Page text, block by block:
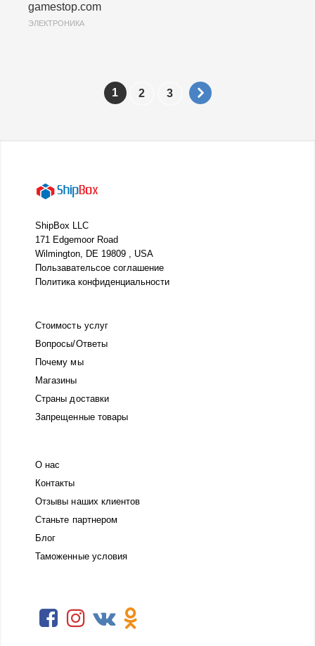
gamestop.com
ЭЛЕКТРОНИКА
1 2 3
ShipBox LLC
171 Edgemoor Road
Wilmington, DE 19809 , USA
Пользавательсое соглашение
Политика конфиденциальности
Стоимость услуг
Вопросы/Ответы
Почему мы
Магазины
Страны доставки
Запрещенные товары
О нас
Контакты
Отзывы наших клиентов
Станьте партнером
Блог
Таможенные условия